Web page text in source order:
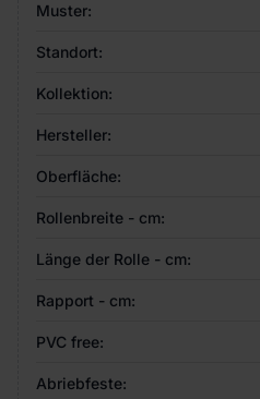
Muster:
Standort:
Kollektion:
Hersteller:
Oberfläche:
Rollenbreite - cm:
Länge der Rolle - cm:
Rapport - cm:
PVC free:
Abriebfeste: